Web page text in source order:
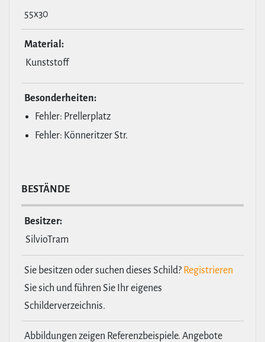
55x30
Material:
Kunststoff
Beson­der­heiten:
Fehler: Prellerplatz
Fehler: Könneritzer Str.
BESTÄNDE
Besitzer:
SilvioTram
Sie besitzen oder suchen dieses Schild? Registrieren
Sie sich und führen Sie Ihr eigenes
Schilderverzeichnis.
Abbildungen zeigen Referenzbeispiele. Angebote